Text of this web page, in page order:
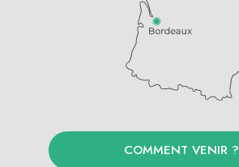
COMMENT VENIR ?